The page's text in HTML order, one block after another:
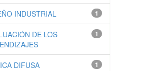
1
INDUSTRIAL
1
DE LOS
1
DIFUSA